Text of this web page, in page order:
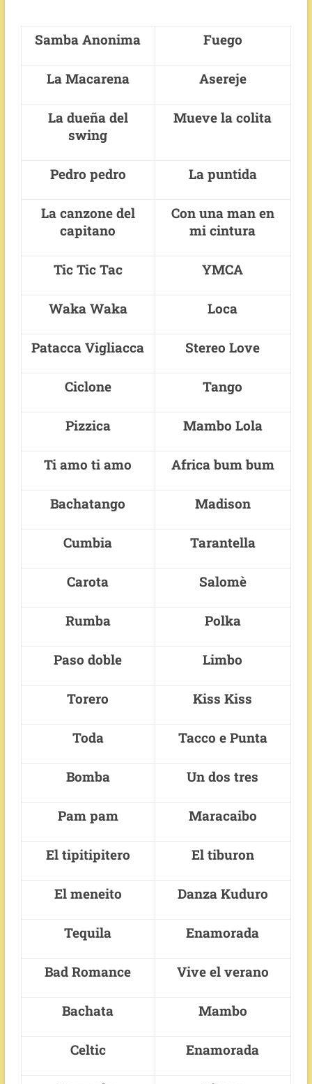
Samba Anonima Fuego
La Macarena Asereje
La dueña del
swing
Mueve la colita
Pedro pedro La puntida
La canzone del
capitano
Con una man en
mi cintura
Tic Tic Tac YMCA
Waka Waka Loca
Patacca Vigliacca Stereo Love
Ciclone Tango
Pizzica Mambo Lola
Ti amo ti amo Africa bum bum
Bachatango Madison
Cumbia Tarantella
Carota Salomè
Rumba Polka
Paso doble Limbo
Torero Kiss Kiss
Toda Tacco e Punta
Bomba Un dos tres
Pam pam Maracaibo
El tipitipitero El tiburon
El meneito Danza Kuduro
Tequila Enamorada
Bad Romance Vive el verano
Bachata Mambo
Celtic Enamorada